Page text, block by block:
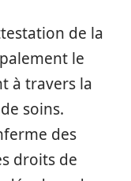
de la
le
à travers la
soins.
des
droits de